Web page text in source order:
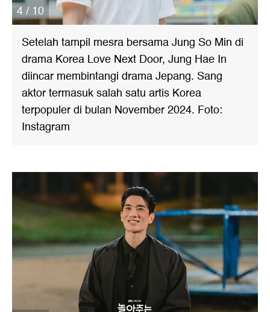
4 / 10
Setelah tampil mesra bersama Jung So Min di
drama Korea Love Next Door, Jung Hae In
diincar membintangi drama Jepang. Sang
aktor termasuk salah satu artis Korea
terpopuler di bulan November 2024. Foto:
Instagram